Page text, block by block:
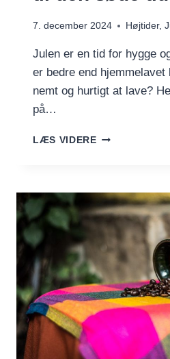
7. december 2024 Højtider,
Julen er en tid for hygge
er bedre end
nemt og hurtigt at lave?
på…
LÆS VIDEREJULEKUGLER
TIL
DEN
SØDE
TID